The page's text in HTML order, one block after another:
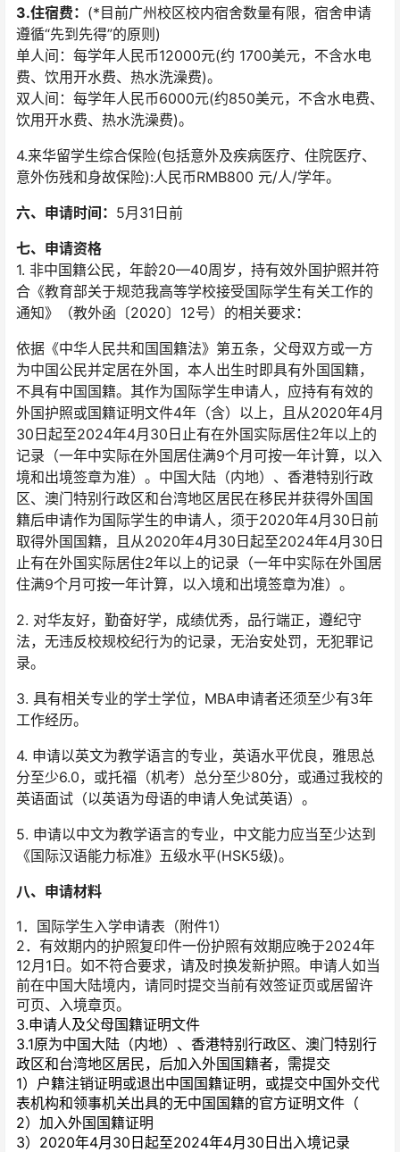
3.住宿费： (*目前广州校区校内宿舍数量有限，宿舍申请
遵循“先到先得”的原则)
单人间：每学年人民币12000元(约 1700美元，不含水电
费、饮用开水费、热水洗澡费)。
双人间：每学年人民币6000元(约850美元，不含水电费、
饮用开水费、热水洗澡费)。
4.来华留学生综合保险(包括意外及疾病医疗、住院医疗、
意外伤残和身故保险):人民币RMB800 元/人/学年。
六、申请时间： 5月31日前
七、申请资格
1. 非中国籍公民，年龄20—40周岁，持有效外国护照并符
合《教育部关于规范我高等学校接受国际学生有关工作的
通知》（教外函〔2020〕12号）的相关要求：
依据《中华人民共和国国籍法》第五条，父母双方或一方
为中国公民并定居在外国，本人出生时即具有外国国籍，
不具有中国国籍。其作为国际学生申请人，应持有有效的
外国护照或国籍证明文件4年（含）以上，且从2020年4月
30日起至2024年4月30日止有在外国实际居住2年以上的
记录（一年中实际在外国居住满9个月可按一年计算，以入
境和出境签章为准）。中国大陆（内地）、香港特别行政
区、澳门特别行政区和台湾地区居民在移民并获得外国国
籍后申请作为国际学生的申请人，须于2020年4月30日前
取得外国国籍，且从2020年4月30日起至2024年4月30日
止有在外国实际居住2年以上的记录（一年中实际在外国居
住满9个月可按一年计算，以入境和出境签章为准）。
2. 对华友好，勤奋好学，成绩优秀，品行端正，遵纪守
法，无违反校规校纪行为的记录，无治安处罚，无犯罪记
录。
3. 具有相关专业的学士学位，MBA申请者还须至少有3年
工作经历。
4. 申请以英文为教学语言的专业，英语水平优良，雅思总
分至少6.0，或托福（机考）总分至少80分，或通过我校的
英语面试（以英语为母语的申请人免试英语）。
5. 申请以中文为教学语言的专业，中文能力应当至少达到
《国际汉语能力标准》五级水平(HSK5级)。
八、申请材料
1．国际学生入学申请表（附件1）
2．有效期内的护照复印件一份护照有效期应晚于2024年
12月1日。如不符合要求，请及时换发新护照。申请人如当
前在中国大陆境内，请同时提交当前有效签证页或居留许
可页、入境章页。
3.申请人及父母国籍证明文件
3.1原为中国大陆（内地）、香港特别行政区、澳门特别行
政区和台湾地区居民，后加入外国国籍者，需提交
1）户籍注销证明或退出中国国籍证明，或提交中国外交代
表机构和领事机关出具的无中国国籍的官方证明文件（
2）加入外国国籍证明
3）2020年4月30日起至2024年4月30日出入境记录